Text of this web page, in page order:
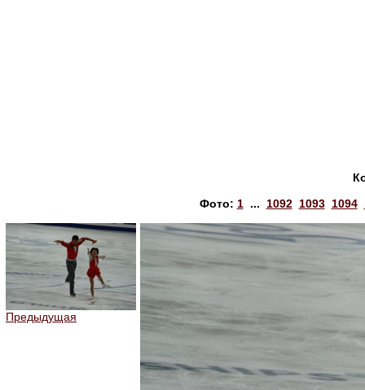
Фото: 1... 1092 1093 1094
Предыдущая